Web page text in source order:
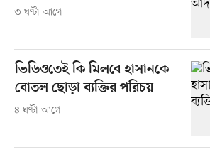
৩ ঘণ্টা আগে
ভিডিওতেই কি মিলবে হাসানকে
বোতল ছোড়া ব্যক্তির পরিচয়
৪ ঘণ্টা আগে